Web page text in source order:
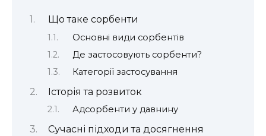
Що таке сорбенти
Основні види сорбентів
Де застосовують сорбенти?
Категорії застосування
Історія та розвиток
Адсорбенти у давнину
Сучасні підходи та досягнення